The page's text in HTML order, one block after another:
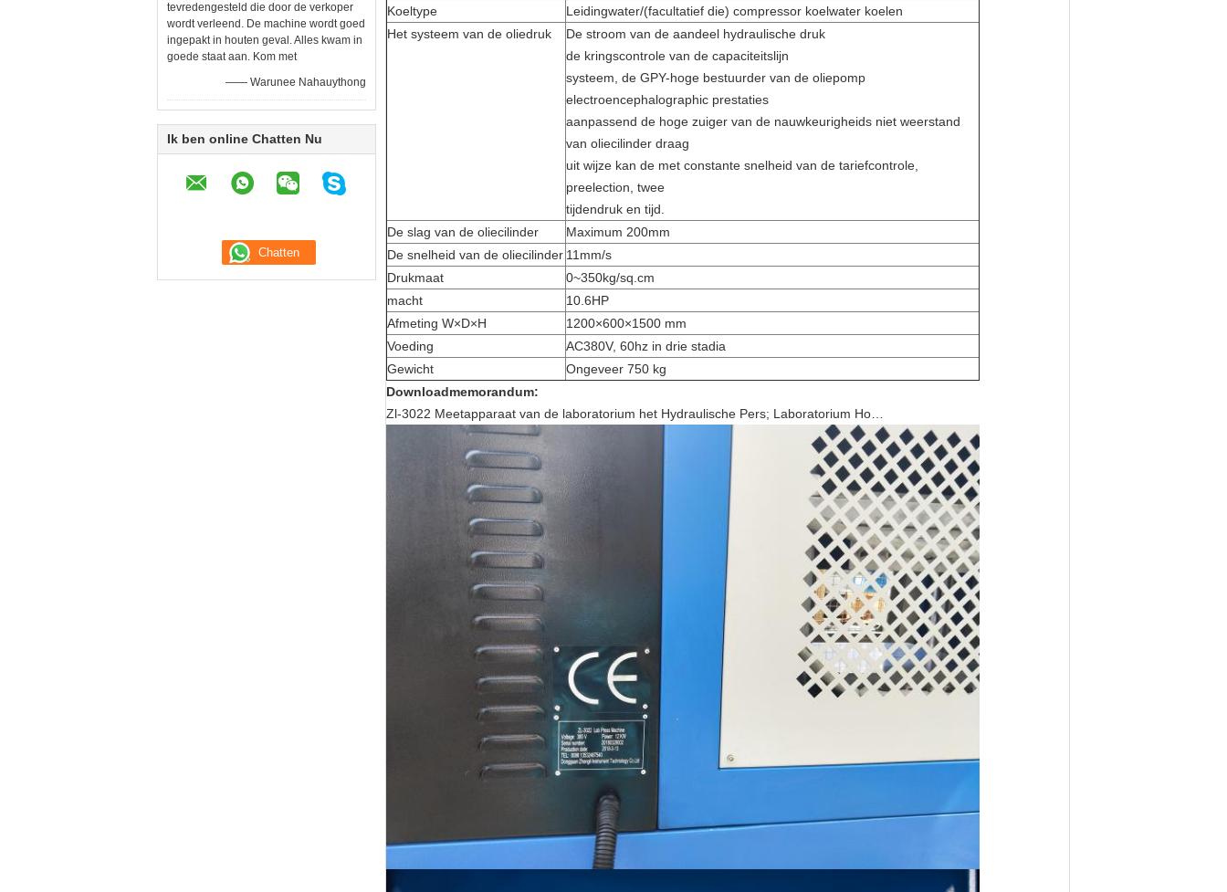
tevredengesteld die door de verkoper
wordt verleend. De machine wordt goed
ingepakt in houten geval. Alles kwam in
goede staat aan. Kom met
—— Warunee Nahauythong
Ik ben online Chatten Nu
Koeltype
Leidingwater/(facultatief die) compressor koelwater koelen
Het systeem van de oliedruk
De stroom van de aandeel hydraulische druk
de kringscontrole van de capaciteitslijn
systeem, de GPY-hoge bestuurder van de oliepomp
electroencephalographic prestaties
aanpassend de hoge zuiger van de nauwkeurigheids niet weerstand
van oliecilinder draag
uit wijze kan de met constante snelheid van de tariefcontrole,
preelection, twee
tijdendruk en tijd.
De slag van de oliecilinder
Maximum 200mm
De snelheid van de oliecilinder 11mm/s
Drukmaat
0~350kg/sq.cm
macht
10.6HP
Afmeting W×D×H
1200×600×1500 mm
Voeding
AC380V, 60hz in drie stadia
Gewicht
Ongeveer 750 kg
Downloadmemorandum:
Zl-3022 Meetapparaat van de laboratorium het Hydraulische Pers; Laboratorium Ho…